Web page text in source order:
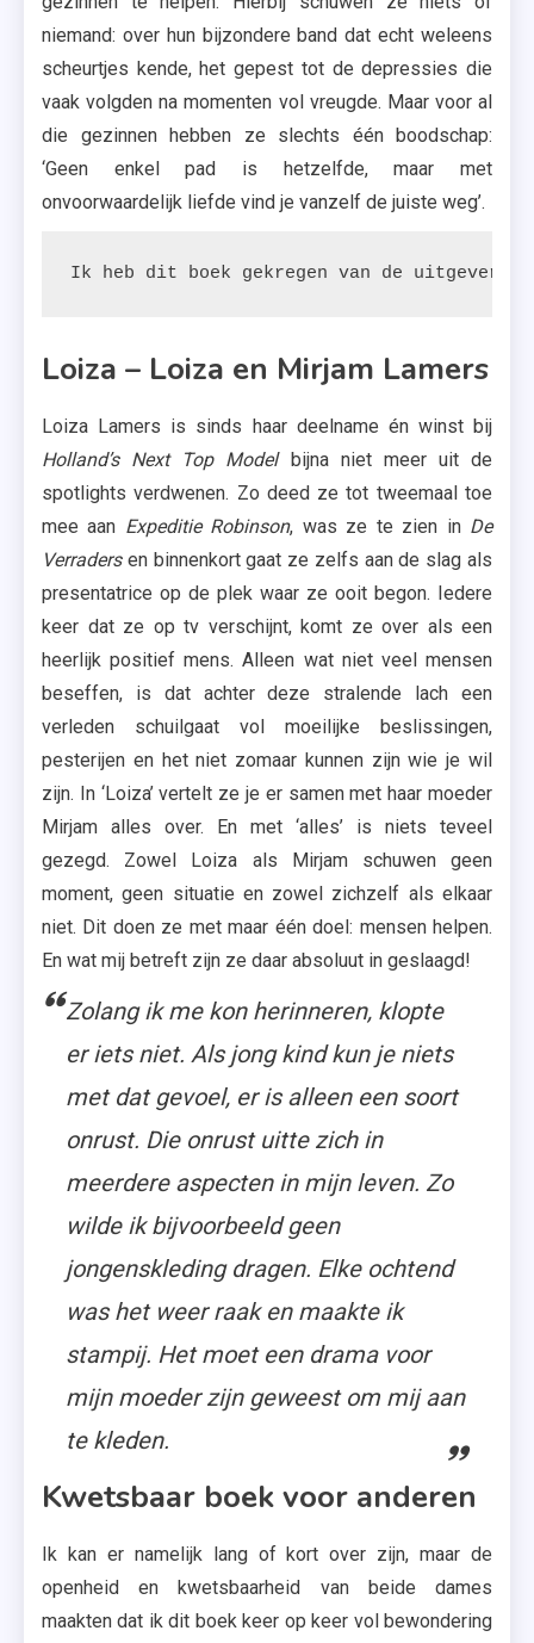
niemand: over hun bijzondere band dat echt weleens
scheurtjes kende, het gepest tot de depressies die
vaak volgden na momenten vol vreugde. Maar voor al
die gezinnen hebben ze slechts één boodschap:
‘Geen enkel pad is hetzelfde, maar met
onvoorwaardelijk liefde vind je vanzelf de juiste weg’.
Ik heb dit boek gekregen van de
Loiza – Loiza en Mirjam Lamers
Loiza Lamers is sinds haar deelname én winst bij
Holland’s Next Top Modelbijna niet meer uit de
spotlights verdwenen. Zo deed ze tot tweemaal toe
mee aan Expeditie Robinson, was ze te zien in De
Verradersen binnenkort gaat ze zelfs aan de slag als
presentatrice op de plek waar ze ooit begon. Iedere
keer dat ze op tv verschijnt, komt ze over als een
heerlijk positief mens. Alleen wat niet veel mensen
beseffen, is dat achter deze stralende lach een
verleden schuilgaat vol moeilijke beslissingen,
pesterijen en het niet zomaar kunnen zijn wie je wil
zijn. In ‘Loiza’ vertelt ze je er samen met haar moeder
Mirjam alles over. En met ‘alles’ is niets teveel
gezegd. Zowel Loiza als Mirjam schuwen geen
moment, geen situatie en zowel zichzelf als elkaar
niet. Dit doen ze met maar één doel: mensen helpen.
En wat mij betreft zijn ze daar absoluut in geslaagd!
Zolang ik me kon herinneren, klopte
er iets niet. Als jong kind kun je niets
met dat gevoel, er is alleen een soort
onrust. Die onrust uitte zich in
meerdere aspecten in mijn leven. Zo
wilde ik bijvoorbeeld geen
jongenskleding dragen. Elke ochtend
was het weer raak en maakte ik
stampij. Het moet een drama voor
mijn moeder zijn geweest om mij aan
te kleden.
Kwetsbaar boek voor anderen
Ik kan er namelijk lang of kort over zijn, maar de
openheid en kwetsbaarheid van beide dames
maakten dat ik dit boek keer op keer vol bewondering